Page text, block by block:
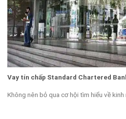
Vay tín chấp Standard Chartered
Không nên bỏ qua cơ hội tìm hiểu về kinh